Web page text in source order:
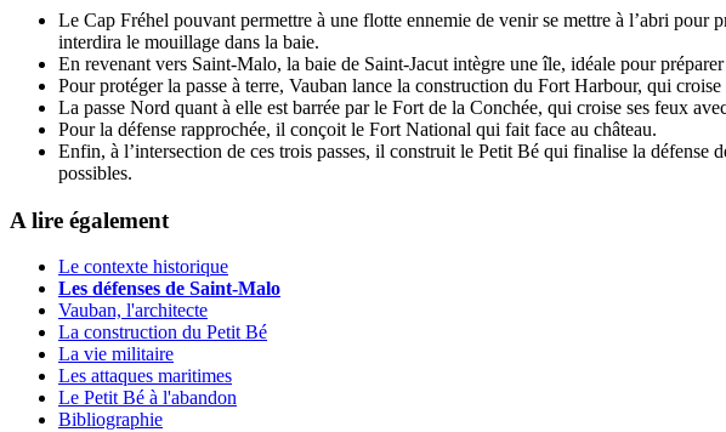
Le Cap Fréhel pouvant permettre à une flotte ennemie de venir se mettre à l’abri
interdira le mouillage dans la baie.
En revenant vers Saint-Malo, la baie de Saint-Jacut intègre une île, idéale pour
Pour protéger la passe à terre, Vauban lance la construction du Fort Harbour, qui
La passe Nord quant à elle est barrée par le Fort de la Conchée, qui croise ses feux
Pour la défense rapprochée, il conçoit le Fort National qui fait face au château.
Enfin, à l’intersection de ces trois passes, il construit le Petit Bé qui finalise la défense
possibles.
A lire également
Le contexte historique
Les défenses de Saint-Malo
Vauban, l'architecte
La construction du Petit Bé
La vie militaire
Les attaques maritimes
Le Petit Bé à l'abandon
Bibliographie